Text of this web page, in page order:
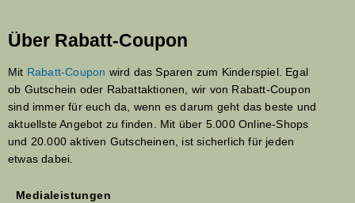
Über Rabatt-Coupon
Mit Rabatt-Coupon wird das Sparen zum Kinderspiel. Egal
ob Gutschein oder Rabattaktionen, wir von Rabatt-Coupon
sind immer für euch da, wenn es darum geht das beste und
aktuellste Angebot zu finden. Mit über 5.000 Online-Shops
und 20.000 aktiven Gutscheinen, ist sicherlich für jeden
etwas dabei.
Medialeistungen